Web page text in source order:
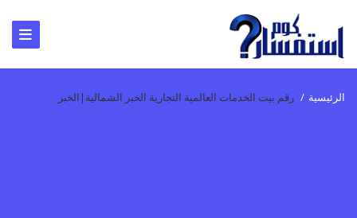
الرئيسية / رقم بيت الخدمات العالمية التجارية الخبر الشمالية|الخبر